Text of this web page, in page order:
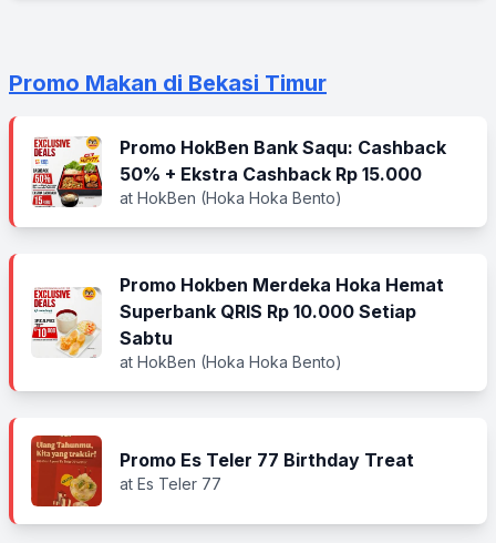
Promo Makan di Bekasi Timur
Promo HokBen Bank Saqu: Cashback
50% + Ekstra Cashback Rp 15.000
at HokBen (Hoka Hoka Bento)
Promo Hokben Merdeka Hoka Hemat
Superbank QRIS Rp 10.000 Setiap
Sabtu
at HokBen (Hoka Hoka Bento)
Promo Es Teler 77 Birthday Treat
at Es Teler 77